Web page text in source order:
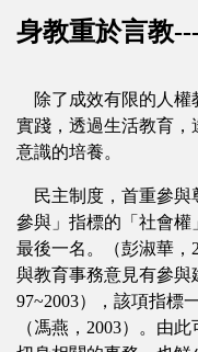
身教重於言教
除了成效有限的人權
實踐，透過生活教育，
意識的培養。
民主制度，首重參與
參與」指標的「社會
最後一名。（彭淑華，
與教育事務意見有參與
97~2003），該項指標
（馮燕，2003）。由